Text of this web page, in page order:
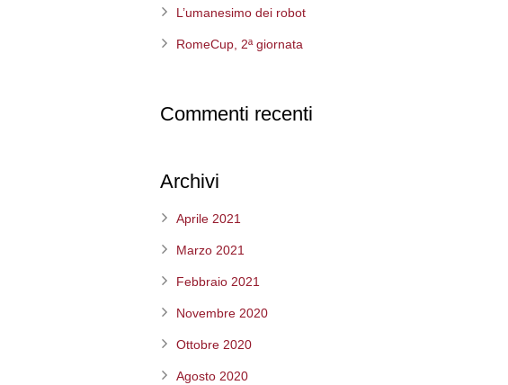
L’umanesimo dei robot
RomeCup, 2ª giornata
Commenti recenti
Archivi
Aprile 2021
Marzo 2021
Febbraio 2021
Novembre 2020
Ottobre 2020
Agosto 2020